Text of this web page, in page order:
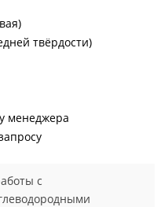
твёрдости)
менеджера
с